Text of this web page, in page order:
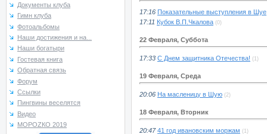
Документы клуба
Гимн клуба
Фотоальбомы
Наши достижения и на...
Наши богатыри
Гостевая книга
Обратная связь
Форум
Ссылки
Пингвины веселятся
Видео
МОРОZКО 2019
17:16 Показательные выступления в Шуе
17:11 Кубок В.П.Чкалова (0)
22 Февраля, Суббота
17:33 С Днем защитника Отечества! (1)
19 Февраля, Среда
20:06 На масленицу в Шую (2)
18 Февраля, Вторник
20:47 41 год ивановским моржам (1)